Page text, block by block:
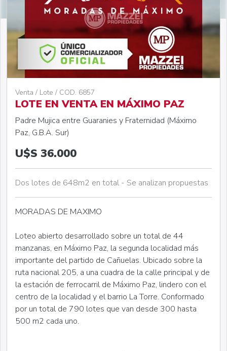
Venta / Lote / COD. 6857
LOTE EN VENTA EN MÁXIMO PAZ
Padre Mujica entre Guaranies y Fraternidad (Máximo
Paz, G.B.A. Sur)
U$S 36.000
Dos lotes de 648m2 en total - Se analizan propuestas
MORADAS DE MAXIMO
Loteo abierto desarrollado sobre un total de 44
manzanas, en Máximo Paz, la segunda localidad más
importante del partido de Cañuelas. Ubicado sobre la
ruta nacional 205, a una cuadra de la calle principal y de
la estación de ferrocarril de Máximo Paz, lindero con el
centro de la localidad y el barrio La Torre. Conformado
por un total de 790 lotes que van desde 300 hasta
500 m2 cada uno.